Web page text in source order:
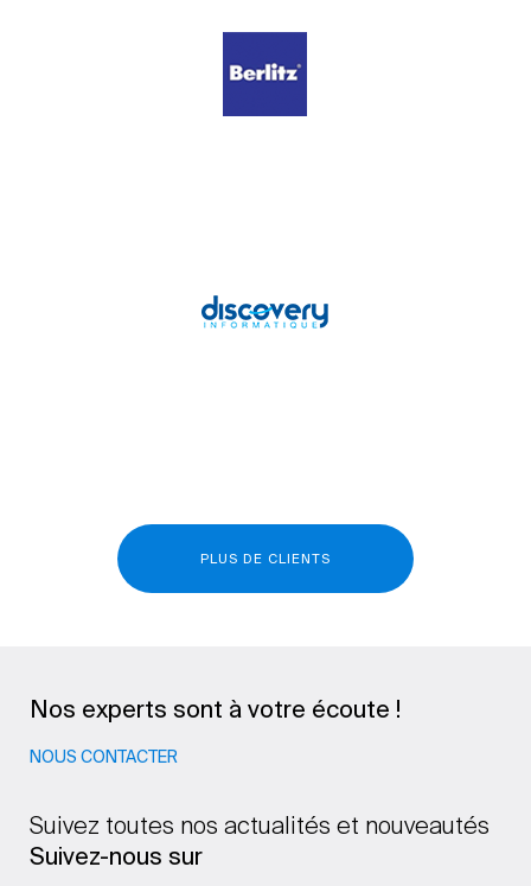
PLUS DE CLIENTS
Nos experts sont à votre écoute !
NOUS CONTACTER
Suivez toutes nos actualités et nouveautés
Suivez-nous sur